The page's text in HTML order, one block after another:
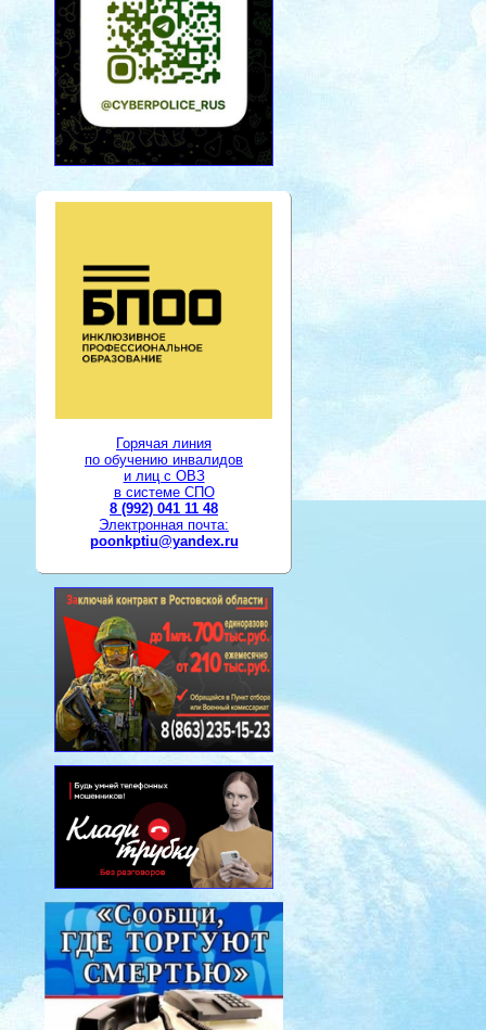
Горячая линия
по обучению инвалидов
и лиц с ОВЗ
в системе СПО
8 (992) 041 11 48
Электронная почта:
poonkptiu@yandex.ru